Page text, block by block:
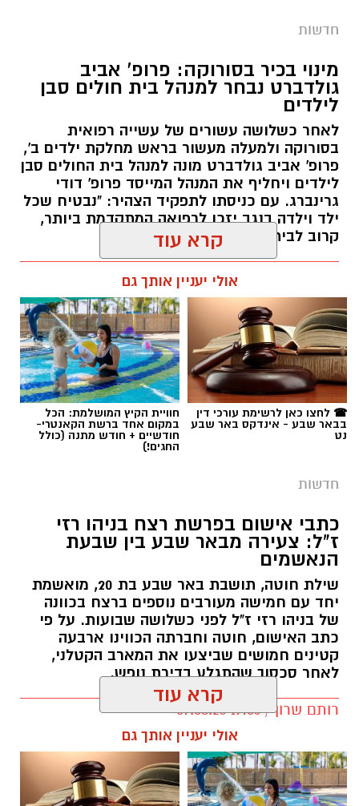
חדשות
מינוי בכיר בסורוקה: פרופ' אביב
גולדברט נבחר למנהל בית חולים סבן
לילדים
לאחר כשלושה עשורים של עשייה רפואית
בסורוקה ולמעלה מעשור בראש מחלקת ילדים ב',
פרופ' אביב גולדברט מונה למנהל בית החולים סבן
לילדים ויחליף את המנהל המייסד פרופ' דודי
גרינברג. עם כניסתו לתפקיד הצהיר: "נבטיח שכל
ילד וילדה בנגב יזכו לרפואה המתקדמת ביותר,
קרוב לבית".
תגים:פרופ' אביב גולדברט
קרדיט: סורוקה
המרכז הרפואי האוניברסיטאי סורוקה מקבוצת
כללית הודיע על מינויו של פרופ' אביב גולדברט
למנהל בית החולים סבן לילדים. פרופ' גולדברט
קרא עוד
אולי יעניין אותך גם
☎ לחצו כאן לרשימת עורכי דין
בבאר שבע - אינדקס באר שבע
נט
חוויית הקיץ המושלמת: הכל
במקום אחד ברשת הקאנטרי-
חודשיים + חודש מתנה (כולל
החגים!)
חדשות
כתבי אישום בפרשת רצח בניהו רזי
ז"ל: צעירה מבאר שבע בין שבעת
הנאשמים
שילת חוטה, תושבת באר שבע בת 20, מואשמת
יחד עם חמישה מעורבים נוספים ברצח בכוונה
של בניהו רזי ז"ל לפני כשלושה שבועות. על פי
כתב האישום, חוטה וחברתה הכווינו ארבעה
קטינים חמושים שביצעו את המארב הקטלני,
לאחר סכסוך שהתגלע בדירת נופש.
רותם שרון / 19:06 07.08.26
קרא עוד
אולי יעניין אותך גם